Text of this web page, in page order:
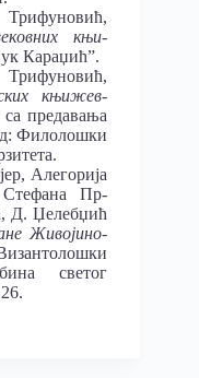
књи-
Караџићˮ.
књижев-
предавања
Филолошки
Алегорија
Пр-
Д. Џелебџић
Живојино-
светог